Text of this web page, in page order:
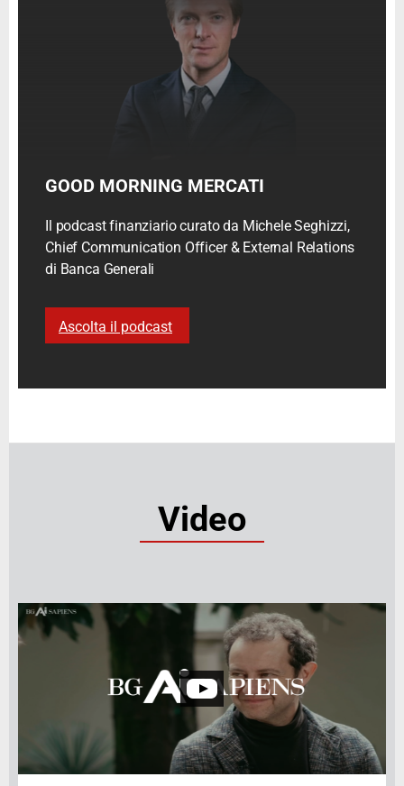
GOOD MORNING MERCATI
Il podcast finanziario curato da Michele Seghizzi,
Chief Communication Officer & External Relations
di Banca Generali
Ascolta il podcast
Video